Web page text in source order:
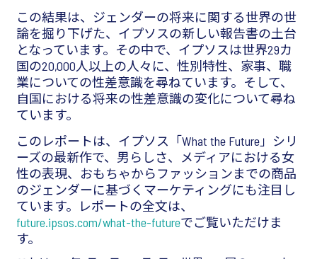
この結果は、ジェンダーの将来に関する世界の世
論を掘り下げた、イプソスの新しい報告書の土台
となっています。その中で、イプソスは世界29カ
国の20,000人以上の人々に、性別特性、家事、職
業についての性差意識を尋ねています。そして、
自国における将来の性差意識の変化について尋ね
ています。
このレポートは、イプソス「What the Future」シリ
ーズの最新作で、男らしさ、メディアにおける女
性の表現、おもちゃからファッションまでの商品
のジェンダーに基づくマーケティングにも注目し
ています。レポートの全文は、
future.ipsos.com/what-the-futureでご覧いただけま
す。